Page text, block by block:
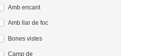
Amb encant
Amb llar de foc
Bones vistes
Camp de